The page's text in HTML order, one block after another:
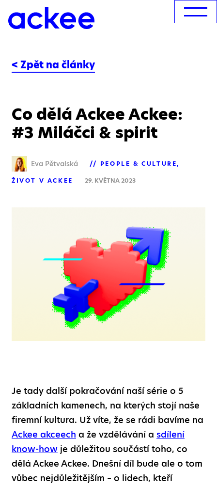
< Zpět na články
Co dělá Ackee Ackee:
#3 Miláčci & spirit
Eva Pětvalská PEOPLE & CULTURE
ŽIVOT V ACKEE 29. KVĚTNA 2023
Je tady další pokračování naší série o 5
základních kamenech, na kterých stojí naše
firemní kultura. Už víte, že se rádi bavíme na
Ackee akceech a že vzdělávání a sdílení
know-how je důležitou součástí toho, co
dělá Ackee Ackee. Dnešní díl bude ale o tom
vůbec nejdůležitějším – o lidech, kteří